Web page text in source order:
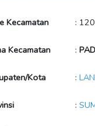
Kecamatan :
Kecamatan :
Kota :
: